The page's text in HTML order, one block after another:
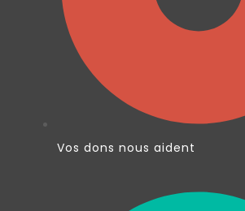
Vos dons nous aident